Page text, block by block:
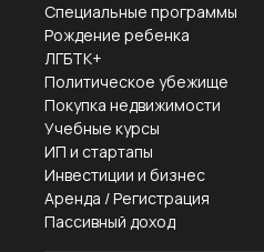
Специальные программы
Рождение ребенка
ЛГБТК+
Политическое убежище
Покупка недвижимости
Учебные курсы
ИП и стартапы
Инвестиции и бизнес
Аренда / Регистрация
Пассивный доход